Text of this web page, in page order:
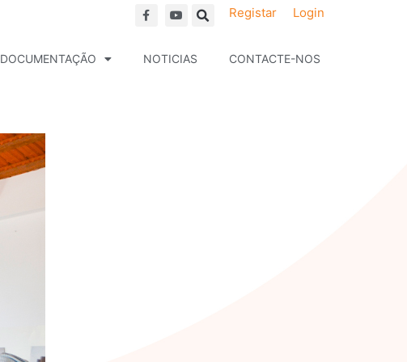
F
a
b
o
Y
o
u
b
Registar Login
DOCUMENTAÇÃO NOTICIAS CONTACTE-NOS